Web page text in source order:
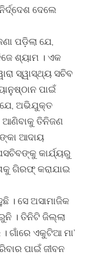
ଦେଲେ
ପଡ଼ିଲା ଯେ,
ଶ୍ୟାମ । ଏକ
ସ୍ୱାସ୍ଥ୍ୟ ସଚିବ
ପାଇଁ
ଯେ, ଅଭିଯୁକ୍ତ
ଆଣିବାକୁ ତିନିଜଣ
ଆଦାୟ
କାର୍ଯ୍ୟରୁ
ଗିରଫ୍ କରାଯାଇ
। ସେ ଅସାମାଜିକ
। ତିନିଟି ଜିଲ୍ଲା
ଗାଁରେ ଏକୁଟିଆ ମା’
ପାଇଁ ଜୀବନ